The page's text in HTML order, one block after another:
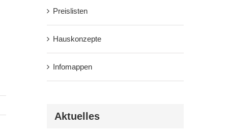
Preislisten
Hauskonzepte
Infomappen
Aktuelles